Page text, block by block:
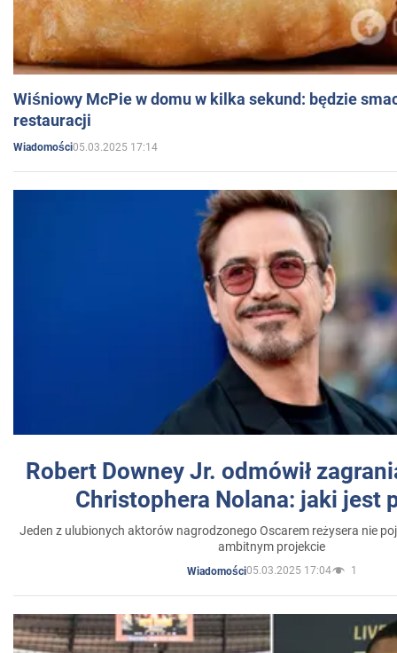
Wiśniowy McPie w domu w kilka sekund: będzie
restauracji
Wiadomości05.03.2025 17:14
Robert Downey Jr. odmówił
Christophera Nolana: jaki jest
Jeden z ulubionych aktorów nagrodzonego Oscarem reżysera nie
ambitnym projekcie
Wiadomości05.03.2025 17:04 1